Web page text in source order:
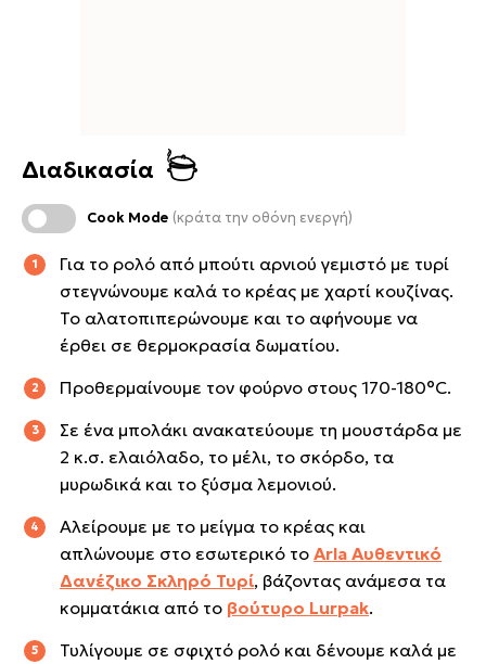
Διαδικασία
Cook Mode (κράτα την οθόνη ενεργή)
Για το ρολό από μπούτι αρνιού γεμιστό με τυρί
στεγνώνουμε καλά το κρέας με χαρτί κουζίνας.
Το αλατοπιπερώνουμε και το αφήνουμε να
έρθει σε θερμοκρασία δωματίου.
Προθερμαίνουμε τον φούρνο στους 170-180°C.
Σε ένα μπολάκι ανακατεύουμε τη μουστάρδα με
2 κ.σ. ελαιόλαδο, το μέλι, το σκόρδο, τα
μυρωδικά και το ξύσμα λεμονιού.
Αλείρουμε με το μείγμα το κρέας και
απλώνουμε στο εσωτερικό το Αrla Αυθεντικό
Δανέζικο Σκληρό Τυρί, βάζοντας ανάμεσα τα
κομματάκια από το βούτυρο Lurpak.
Τυλίγουμε σε σφιχτό ρολό και δένουμε καλά με